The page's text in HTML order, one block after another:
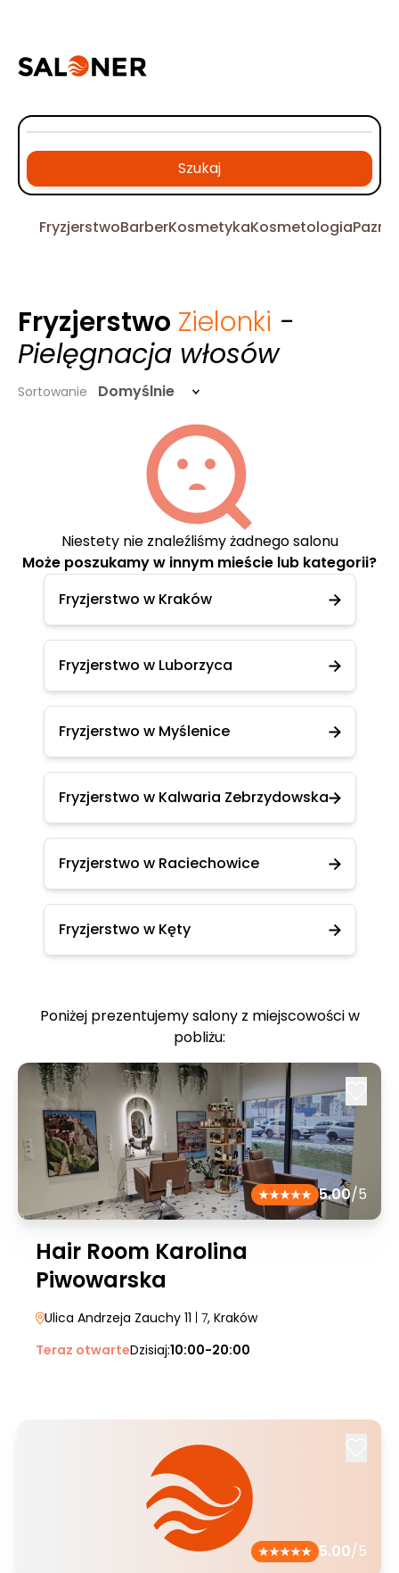
Szukaj
FryzjerstwoBarberKosmetykaKosmetologia
Fryzjerstwo Zielonki -
Pielęgnacja włosów
Sortowanie Domyślnie
Niestety nie znaleźliśmy żadnego salonu
Może poszukamy w innym mieście lub kategorii?
Fryzjerstwo w Kraków
Fryzjerstwo w Luborzyca
Fryzjerstwo w Myślenice
Fryzjerstwo w Kalwaria Zebrzydowska
Fryzjerstwo w Raciechowice
Fryzjerstwo w Kęty
Poniżej prezentujemy salony z miejscowości w
pobliżu:
5.00/5
Hair Room Karolina
Piwowarska
Ulica Andrzeja Zauchy 11 | 7, Kraków
Teraz otwarteDzisiaj:10:00-20:00
5.00/5